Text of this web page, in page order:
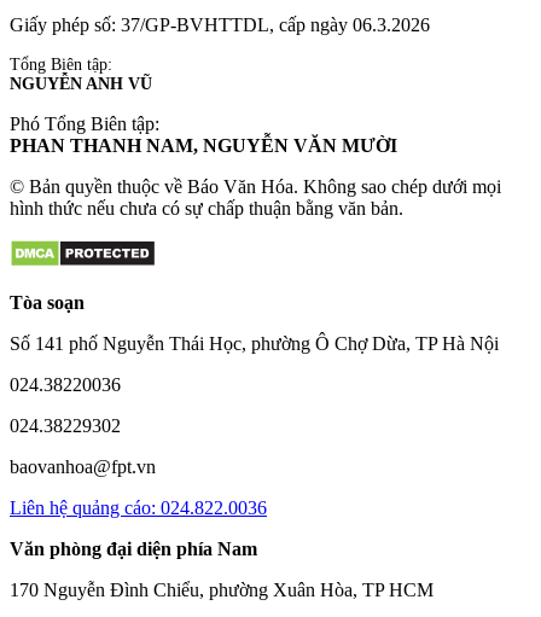
Giấy phép số: 37/GP-BVHTTDL, cấp ngày 06.3.2026
Tổng Biên tập:
NGUYỄN ANH VŨ
Phó Tổng Biên tập:
PHAN THANH NAM, NGUYỄN VĂN MƯỜI
© Bản quyền thuộc về Báo Văn Hóa. Không sao chép dưới mọi
hình thức nếu chưa có sự chấp thuận bằng văn bản.
Tòa soạn
Số 141 phố Nguyễn Thái Học, phường Ô Chợ Dừa, TP Hà Nội
024.38220036
024.38229302
baovanhoa@fpt.vn
Liên hệ quảng cáo: 024.822.0036
Văn phòng đại diện phía Nam
170 Nguyễn Đình Chiểu, phường Xuân Hòa, TP HCM